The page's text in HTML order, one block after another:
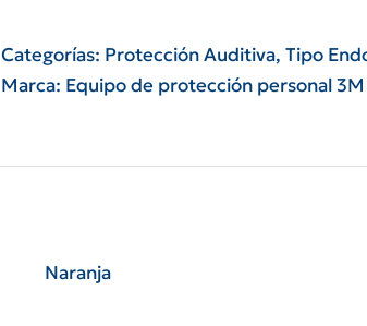
1100
de
NRR
cantidad
Categorías: Protección Auditiva, Tipo
Marca: Equipo de protección personal 3M
Naranja